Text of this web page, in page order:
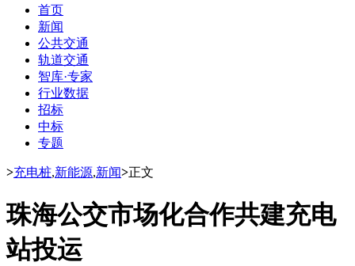
首页
新闻
公共交通
轨道交通
智库·专家
行业数据
招标
中标
专题
>充电桩,新能源,新闻>正文
珠海公交市场化合作共建充电
站投运